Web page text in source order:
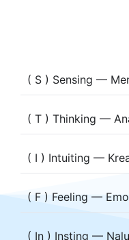
( S ) Sensing —
( T ) Thinking —
( I ) Intuiting —
( F ) Feeling —
( In ) Insting —